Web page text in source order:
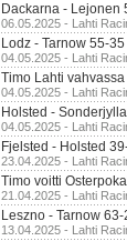
Dackarna - Lejonen
06.05.2025 - Lahti
Lodz - Tarnow 55-35
04.05.2025 - Lahti
Timo Lahti
04.05.2025 - Lahti
Holsted -
04.05.2025 - Lahti
Fjelsted - Holsted
23.04.2025 - Lahti
Timo voitti
21.04.2025 - Lahti
Leszno - Tarnow 63-
13.04.2025 - Lahti